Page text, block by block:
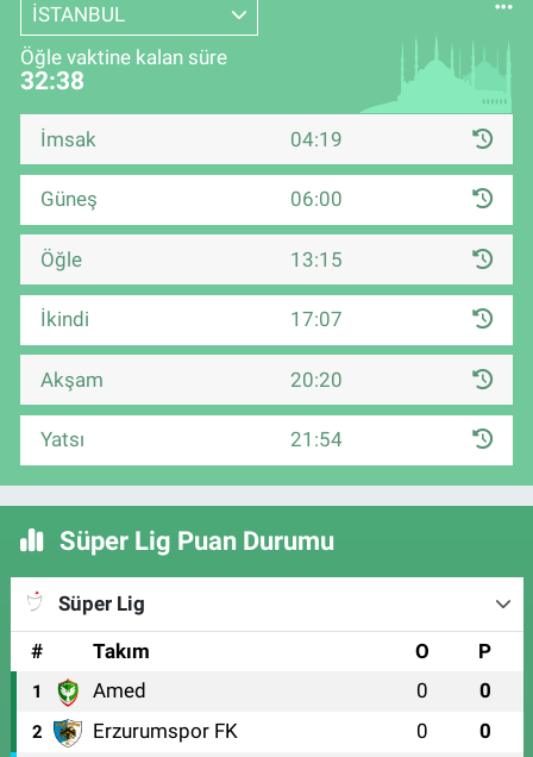
İSTANBUL
Öğle vaktine kalan süre
32:38
İmsak 04:19
Güneş 06:00
Öğle 13:15
İkindi 17:07
Akşam 20:20
Yatsı 21:54
Süper Lig Puan Durumu
Süper Lig
#
Takım O P
1 Amed 0 0
2 Erzurumspor FK 0 0